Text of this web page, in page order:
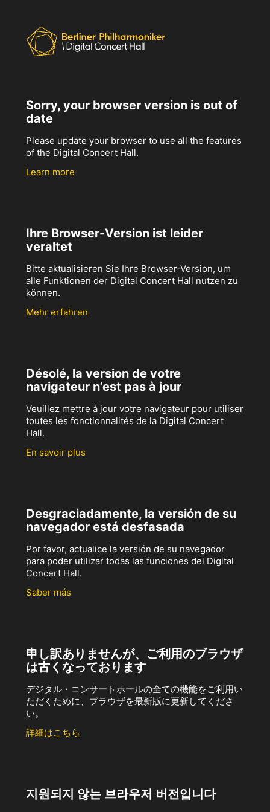
Sorry, your browser version is out of
date
Please update your browser to use all the features
of the Digital Concert Hall.
Learn more
Ihre Browser-Version ist leider
veraltet
Bitte aktualisieren Sie Ihre Browser-Version, um
alle Funktionen der Digital Concert Hall nutzen zu
können.
Mehr erfahren
Désolé, la version de votre
navigateur n’est pas à jour
Veuillez mettre à jour votre navigateur pour utiliser
toutes les fonctionnalités de la Digital Concert
Hall.
En savoir plus
Desgraciadamente, la versión de su
navegador está desfasada
Por favor, actualice la versión de su navegador
para poder utilizar todas las funciones del Digital
Concert Hall.
Saber más
申し訳ありませんが、ご利用のブラウザ
は古くなっております
デジタル・コンサートホールの全ての機能をご利用い
ただくために、ブラウザを最新版に更新してくださ
い。
詳細はこちら
지원되지 않는 브라우저 버전입니다